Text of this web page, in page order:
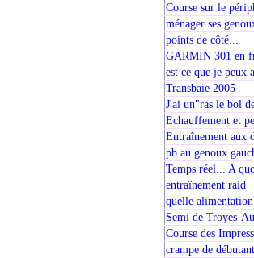
Course sur le
ménager ses
points de côté...
GARMIN 301 en
est ce que je peux
Transbaie 2005
J'ai un"ras le bol
Echauffement et
Entraînement aux
pb au genoux
Temps réel... A
entraînement raid
quelle
Semi de Troyes-
Course des
crampe de